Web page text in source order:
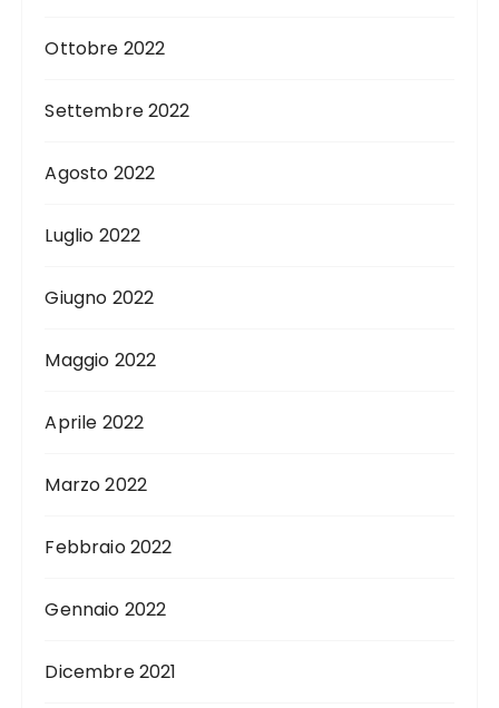
Ottobre 2022
Settembre 2022
Agosto 2022
Luglio 2022
Giugno 2022
Maggio 2022
Aprile 2022
Marzo 2022
Febbraio 2022
Gennaio 2022
Dicembre 2021